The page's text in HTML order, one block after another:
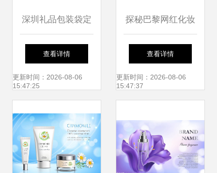
深圳礼品包装袋定
制全指南 PVC袋优
势与珠宝化妆品包
查看详情
更新时间：2026-08-06
15:47:25
探秘巴黎网红化妆
品生产车间 科技与
匠心的魅力工厂
查看详情
更新时间：2026-08-06
15:47:37